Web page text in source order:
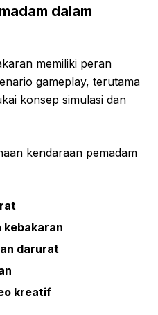
dalam
memiliki peran
gameplay, terutama
konsep simulasi dan
kendaraan pemadam
kebakaran
darurat
kreatif